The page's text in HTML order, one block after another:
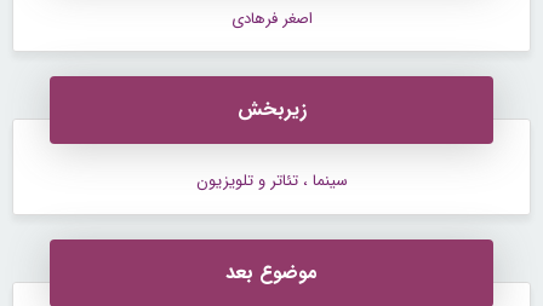
اصغر فرهادی
زیربخش
سینما ، تئاتر و تلویزیون
موضوع بعد